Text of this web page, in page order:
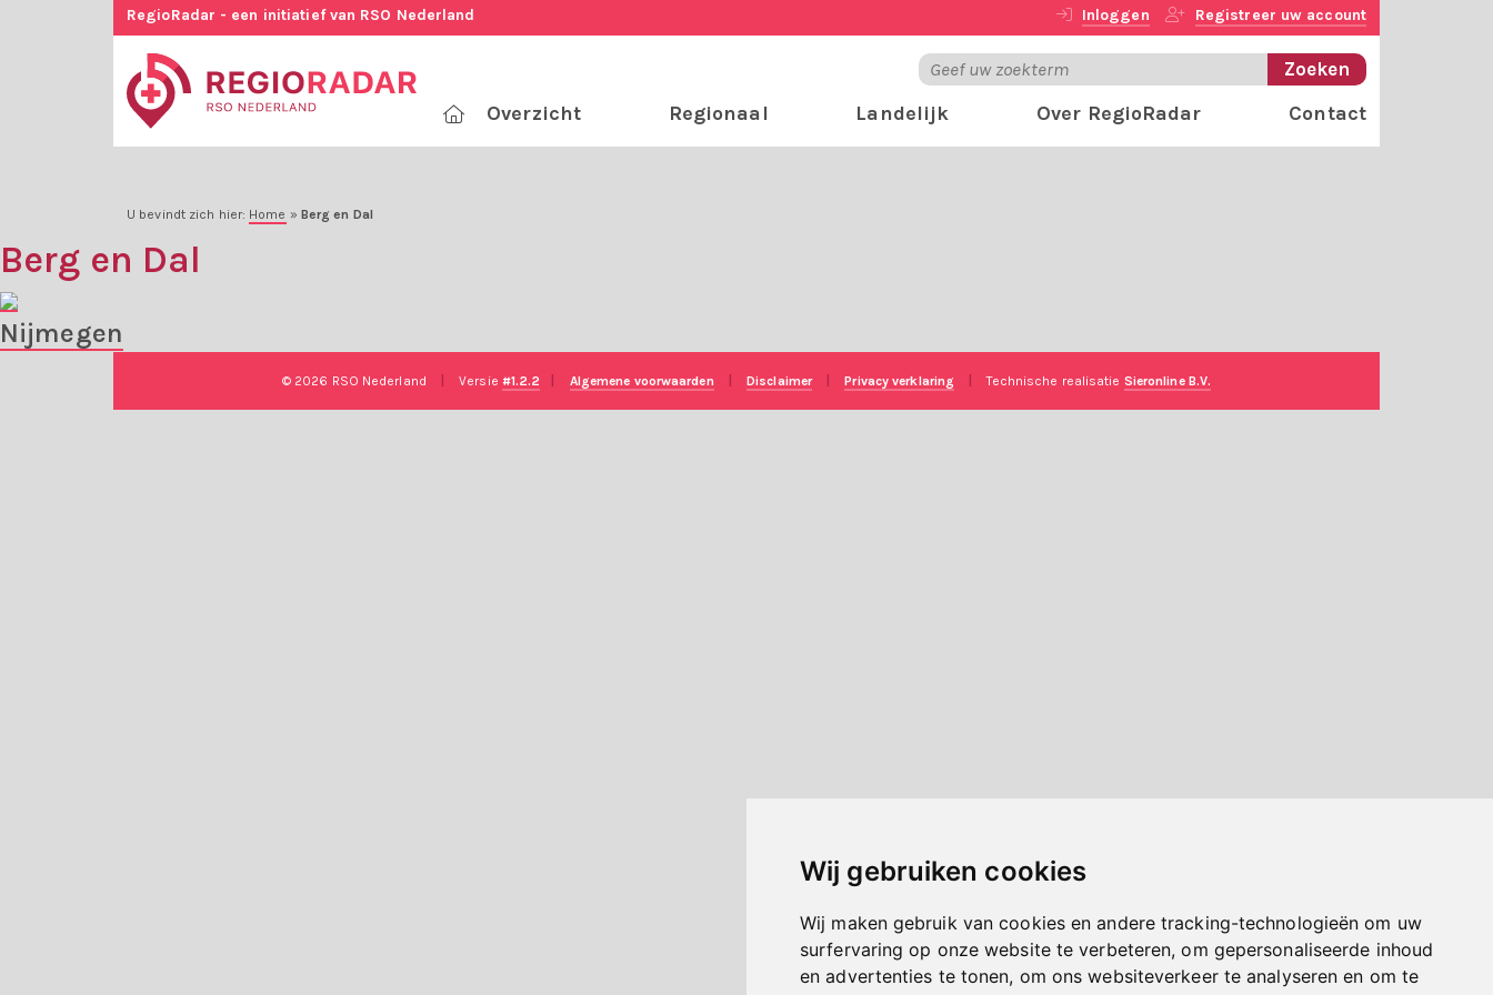
Wij gebruiken cookies
Wij maken gebruik van cookies en andere tracking-technologieën om uw
surfervaring op onze website te verbeteren, om gepersonaliseerde inhoud
en advertenties te tonen, om ons websiteverkeer te analyseren en om te
RegioRadar - een initiatief van RSO Nederland Inloggen Registreer uw account
Overzicht Regionaal Landelijk Over RegioRadar Contact
U bevindt zich hier: Home » Berg en Dal
Berg en Dal
Nijmegen
© 2026 RSO Nederland Versie #1.2.2 Algemene voorwaarden Disclaimer Privacy verklaring Technische realisatie Sieronline B.V.